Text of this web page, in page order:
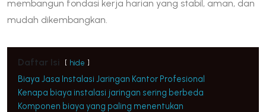
membangun fondasi kerja harian yang stabil, aman, dan
mudah dikembangkan.
Daftar Isi hide
Biaya Jasa Instalasi Jaringan Kantor Profesional
Kenapa biaya instalasi jaringan sering berbeda
Komponen biaya yang paling menentukan